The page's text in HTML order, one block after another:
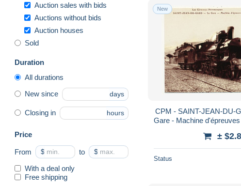
Auction sales with bids
Auctions without bids
Auction houses
Sold
Duration
All durations
New since days
Closing in hours
Price
From $ to $
With a deal only
Free shipping
New
CPM - SAINT-JEAN-DU-
Gare - Machine
±
Status